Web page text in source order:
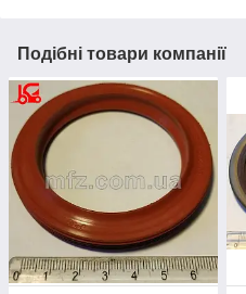
Подібні товари компанії